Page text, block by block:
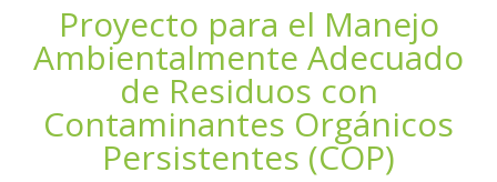
Proyecto para el Manejo
Ambientalmente Adecuado
de Residuos con
Contaminantes Orgánicos
Persistentes (COP)